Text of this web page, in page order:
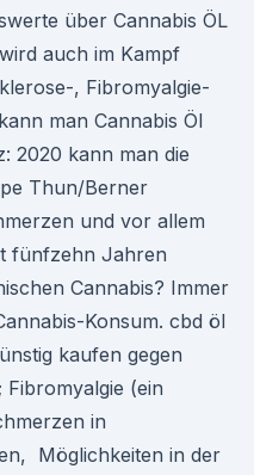
über Cannabis ÖL
auch im Kampf
, Fibromyalgie-
man Cannabis Öl
2020 kann man die
Thun/Berner
und vor allem
fünfzehn Jahren
Cannabis? Immer
Konsum. cbd öl
kaufen gegen
(ein
in
Möglichkeiten in der